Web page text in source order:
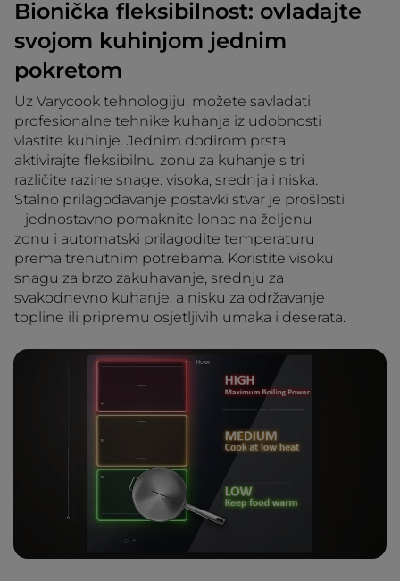
Bionička fleksibilnost: ovladajte
svojom kuhinjom jednim
pokretom
Uz Varycook tehnologiju, možete savladati
profesionalne tehnike kuhanja iz udobnosti
vlastite kuhinje. Jednim dodirom prsta
aktivirajte fleksibilnu zonu za kuhanje s tri
različite razine snage: visoka, srednja i niska.
Stalno prilagođavanje postavki stvar je prošlosti
– jednostavno pomaknite lonac na željenu
zonu i automatski prilagodite temperaturu
prema trenutnim potrebama. Koristite visoku
snagu za brzo zakuhavanje, srednju za
svakodnevno kuhanje, a nisku za održavanje
topline ili pripremu osjetljivih umaka i deserata.